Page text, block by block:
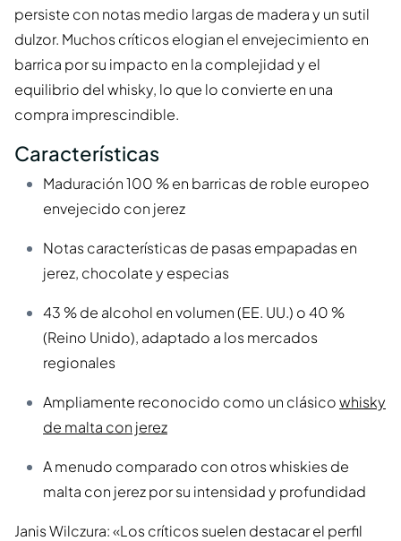
persiste con notas medio largas de madera y un sutil
dulzor. Muchos críticos elogian el envejecimiento en
barrica por su impacto en la complejidad y el
equilibrio del whisky, lo que lo convierte en una
compra imprescindible.
Características
Maduración 100 % en barricas de roble europeo
envejecido con jerez
Notas características de pasas empapadas en
jerez, chocolate y especias
43 % de alcohol en volumen (EE. UU.) o 40 %
(Reino Unido), adaptado a los mercados
regionales
Ampliamente reconocido como un clásicowhisky
de malta con jerez
A menudo comparado con otros whiskies de
malta con jerez por su intensidad y profundidad
Janis Wilczura: «Los críticos suelen destacar el perfil